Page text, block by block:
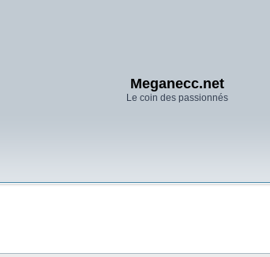
Meganecc.net
Le coin des passionnés